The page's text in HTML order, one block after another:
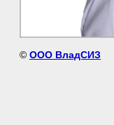
© ООО ВладСИЗ